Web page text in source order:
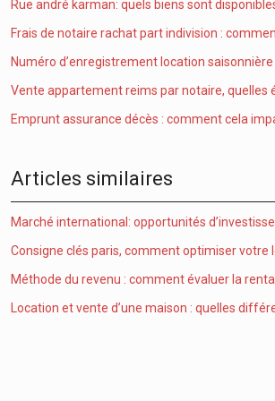
Rue andré karman: quels biens sont
Frais de notaire rachat part indivision :
Numéro d’enregistrement location
Vente appartement reims par notaire, quelles
Emprunt assurance décès : comment cela
Articles similaires
Marché international: opportunités
Consigne clés paris, comment optimiser votre
Méthode du revenu : comment évaluer la
Location et vente d’une maison : quelles